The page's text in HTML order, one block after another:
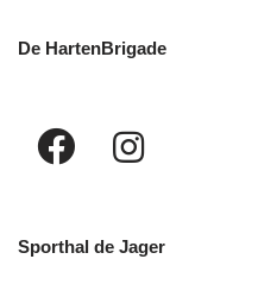
De HartenBrigade
Sporthal de Jager